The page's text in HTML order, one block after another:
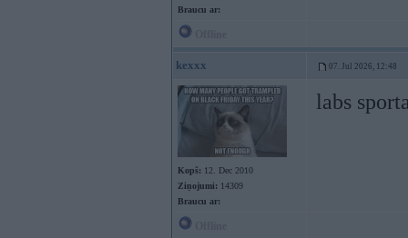
Braucu ar:
kexxx 07. Jul 2026, 12:48
Kopš: 12. Dec 2010
Ziņojumi: 14309
Braucu ar:
labs